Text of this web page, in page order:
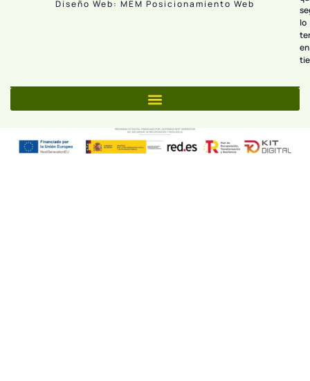
Diseño Web: MEM Posicionamiento Web
lo
en